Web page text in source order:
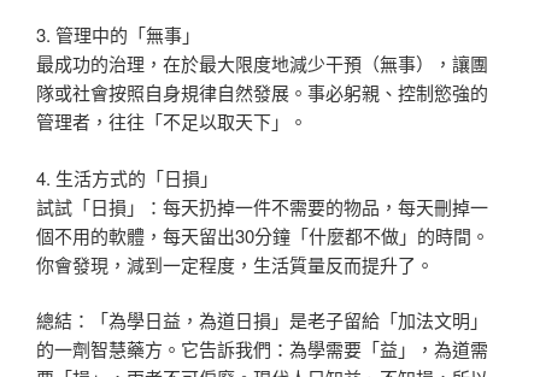
3. 管理中的「無事」
最成功的治理，在於最大限度地減少干預（無事），讓團
隊或社會按照自身規律自然發展。事必躬親、控制慾強的
管理者，往往「不足以取天下」。
4. 生活方式的「日損」
試試「日損」：每天扔掉一件不需要的物品，每天刪掉一
個不用的軟體，每天留出30分鐘「什麼都不做」的時間。
你會發現，減到一定程度，生活質量反而提升了。
總結：「為學日益，為道日損」是老子留給「加法文明」
的一劑智慧藥方。它告訴我們：為學需要「益」，為道需